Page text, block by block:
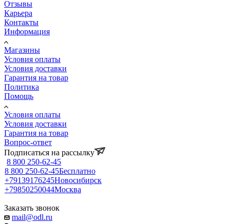
Отзывы
Карьера
Контакты
Информация
Магазины
Условия оплаты
Условия доставки
Гарантия на товар
Политика
Помощь
Условия оплаты
Условия доставки
Гарантия на товар
Вопрос-ответ
Подписаться на рассылку
8 800 250-62-45
8 800 250-62-45Бесплатно
+79139176245Новосибирск
+79850250044Москва
Заказать звонок
mail@odl.ru